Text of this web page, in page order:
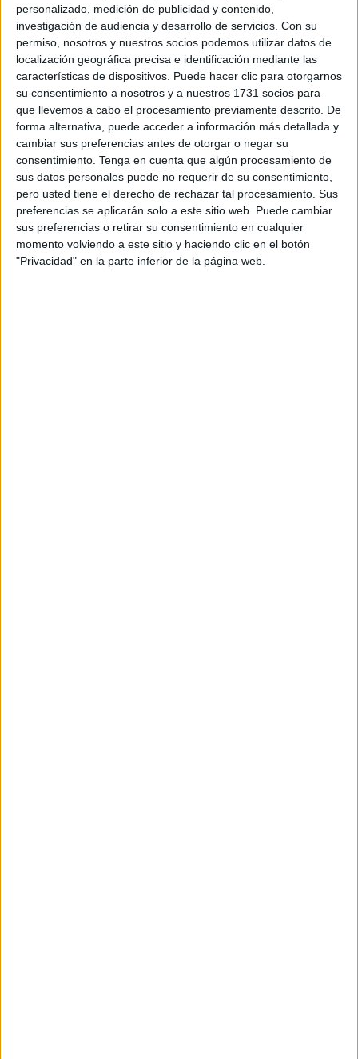
personalizado, medición de publicidad y contenido,
investigación de audiencia y desarrollo de servicios. Con su
permiso, nosotros y nuestros socios podemos utilizar datos de
localización geográfica precisa e identificación mediante las
características de dispositivos. Puede hacer clic para otorgarnos
su consentimiento a nosotros y a nuestros 1731 socios para
que llevemos a cabo el procesamiento previamente descrito. De
forma alternativa, puede acceder a información más detallada y
cambiar sus preferencias antes de otorgar o negar su
consentimiento. Tenga en cuenta que algún procesamiento de
sus datos personales puede no requerir de su consentimiento,
pero usted tiene el derecho de rechazar tal procesamiento. Sus
preferencias se aplicarán solo a este sitio web. Puede cambiar
sus preferencias o retirar su consentimiento en cualquier
momento volviendo a este sitio y haciendo clic en el botón
"Privacidad" en la parte inferior de la página web.
Compañía de Marde Ceuta desde 1415 hasta 1741, con
ocasión del XCVII Aniversario de la Concesión de la
Medalla Naval a la Compañía de Mar de la Unidad
Logística número 23 (ULOG-23) de laComgeceu.
La hipótesis de la que parte la ponencia del coronel
Contreras se basa en que la Unidad de Mar de Ceuta,
junto con la Casa de la Pólvora y la Compañía de lanzas,
fueron las primeras unidades que se crearon en la ciudad
durante la conquista portuguesa. "Como unidad, su
antigüedad debe reconocerse en 1415. Como unidad
española, debe reconocerse como válida, la fecha de
reunión de ambas coronas (1580)". El autor tratará de
desentrañar así si se trata de la más antigua de las